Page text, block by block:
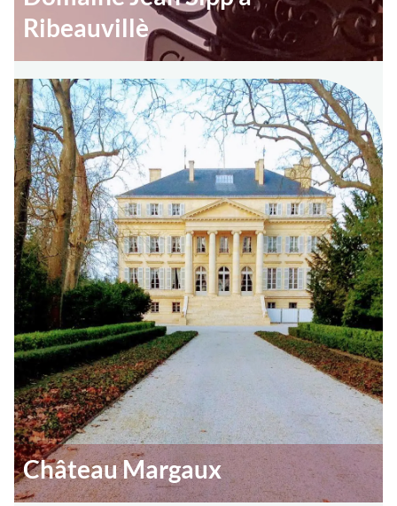
Ribeauvillè
Château Margaux